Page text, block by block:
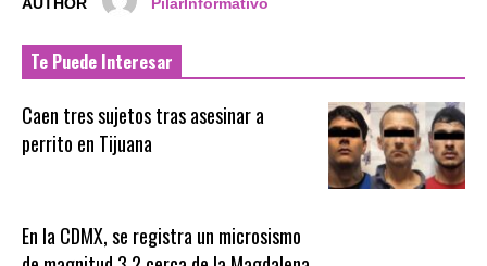
AUTHOR PilarInformativo
Te Puede Interesar
Caen tres sujetos tras asesinar a
perrito en Tijuana
En la CDMX, se registra un microsismo